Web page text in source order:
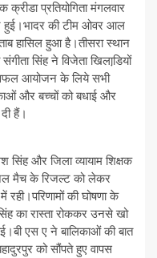
क्रीडा प्रतियोगिता मंगलवार
हुई।भादर की टीम ओवर आल
हासिल हुआ है।तीसरा स्थान
सिंह ने विजेता खिलाडि़यों
आयोजन के लिये सभी
और बच्चों को बधाई और
हैं।
सिंह और जिला व्यायाम शिक्षक
मैच के रिजल्ट को लेकर
की घोषणा के
का रास्ता रोककर उनसे खो
एस ए ने बालिकाओं की बात
को सौंपते हुए वापस